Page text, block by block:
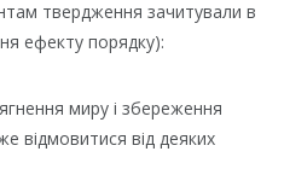
твердження зачитували в
ефекту порядку):
миру і збереження
відмовитися від деяких